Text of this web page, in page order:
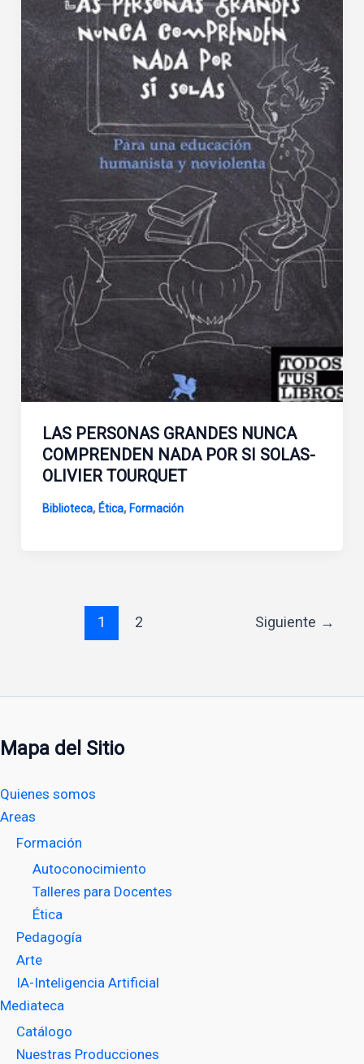
LAS PERSONAS GRANDES NUNCA
COMPRENDEN NADA POR SI SOLAS-
OLIVIER TOURQUET
Biblioteca, Ética, Formación
1 2 Siguiente →
Mapa del Sitio
Quienes somos
Areas
Formación
Autoconocimiento
Talleres para Docentes
Ética
Pedagogía
Arte
IA-Inteligencia Artificial
Mediateca
Catálogo
Nuestras Producciones